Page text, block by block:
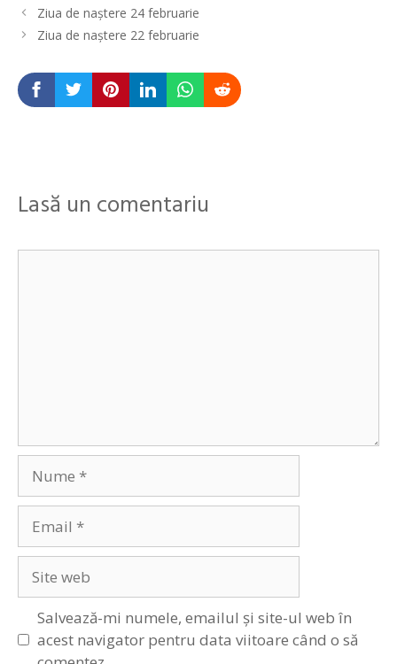
Navigare
în
Ziua de naștere 24 februarie
Ziua de naștere 22 februarie
Lasă un comentariu
web
Salvează-mi numele, emailul și site-ul web în
acest navigator pentru data viitoare când o să